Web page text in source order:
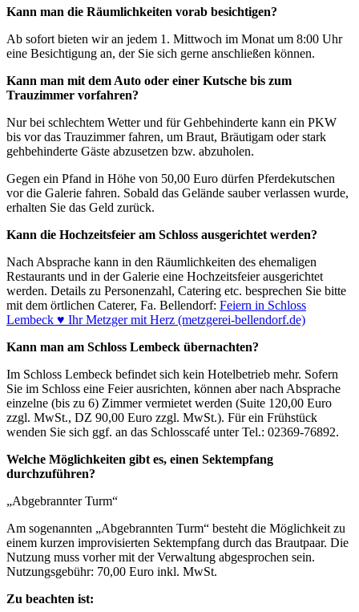
Kann man die Räumlichkeiten vorab besichtigen?
Ab sofort bieten wir an jedem 1. Mittwoch im Monat um 8:00 Uhr
eine Besichtigung an, der Sie sich gerne anschließen können.
Kann man mit dem Auto oder einer Kutsche bis zum
Trauzimmer vorfahren?
Nur bei schlechtem Wetter und für Gehbehinderte kann ein PKW
bis vor das Trauzimmer fahren, um Braut, Bräutigam oder stark
gehbehinderte Gäste abzusetzen bzw. abzuholen.
Gegen ein Pfand in Höhe von 50,00 Euro dürfen Pferdekutschen
vor die Galerie fahren. Sobald das Gelände sauber verlassen wurde,
erhalten Sie das Geld zurück.
Kann die Hochzeitsfeier am Schloss ausgerichtet werden?
Nach Absprache kann in den Räumlichkeiten des ehemaligen
Restaurants und in der Galerie eine Hochzeitsfeier ausgerichtet
werden. Details zu Personenzahl, Catering etc. besprechen Sie bitte
mit dem örtlichen Caterer, Fa. Bellendorf: Feiern in Schloss
Lembeck ♥ Ihr Metzger mit Herz (metzgerei-bellendorf.de)
Kann man am Schloss Lembeck übernachten?
Im Schloss Lembeck befindet sich kein Hotelbetrieb mehr. Sofern
Sie im Schloss eine Feier ausrichten, können aber nach Absprache
einzelne (bis zu 6) Zimmer vermietet werden (Suite 120,00 Euro
zzgl. MwSt., DZ 90,00 Euro zzgl. MwSt.). Für ein Frühstück
wenden Sie sich ggf. an das Schlosscafé unter Tel.: 02369-76892.
Welche Möglichkeiten gibt es, einen Sektempfang
durchzuführen?
„Abgebrannter Turm“
Am sogenannten „Abgebrannten Turm“ besteht die Möglichkeit zu
einem kurzen improvisierten Sektempfang durch das Brautpaar. Die
Nutzung muss vorher mit der Verwaltung abgesprochen sein.
Nutzungsgebühr: 70,00 Euro inkl. MwSt.
Zu beachten ist: